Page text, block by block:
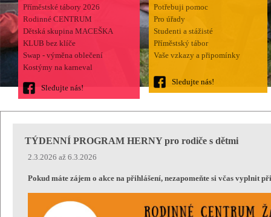
Příměstské tábory 2026
Rodinné CENTRUM
Dětská skupina MACEŠKA
KLUB bez klíče
Swap - výměna oblečení
Kostýmy na karneval
Sledujte nás!
Potřebuji pomoc
Pro úřady
Studenti a stážisté
Příměstský tábor
Vaše vzkazy a připomínky
Sledujte nás!
TÝDENNÍ PROGRAM HERNY pro rodiče s dětmi
2.3.2026 až 6.3.2026
Pokud máte zájem o akce na přihlášení, nezapomeňte si včas vyplnit